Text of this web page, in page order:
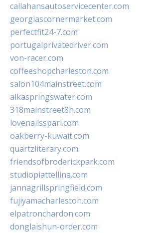
callahansautoservicecenter.com
georgiascornermarket.com
perfectfit24-7.com
portugalprivatedriver.com
von-racer.com
coffeeshopcharleston.com
salon104mainstreet.com
alkaspringswater.com
318mainstreet8h.com
lovenailsspari.com
oakberry-kuwait.com
quartzliterary.com
friendsofbroderickpark.com
studiopiattellina.com
jannagrillspringfield.com
fujiyamacharleston.com
elpatronchardon.com
donglaishun-order.com